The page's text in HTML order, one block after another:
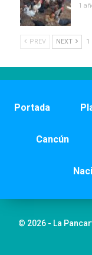
1
PREV NEXT 1
Portada
Cancún
© 2026 - La